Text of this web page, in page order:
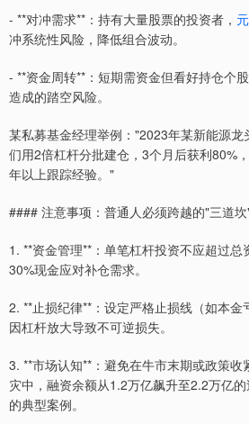
- **对冲需求**：持有大量股票的投资者，
冲系统性风险，降低组合波动。
- **资金周转**：短期需资金但看好持仓个
造成的踏空风险。
某私募基金经理举例："2023年某新能源
们用2倍杠杆分批建仓，3个月后获利80%
年以上跟踪经验。"
#### 注意事项：普通人必须跨越的"三道
1. **资金管理**：单笔杠杆投资不应超过
30%现金应对补仓需求。
2. **止损纪律**：设定严格止损线（如本
因杠杆放大导致不可逆损失。
3. **市场认知**：避免在牛市末期或政策
灾中，融资余额从1.2万亿飙升至2.2万亿
的典型案例。